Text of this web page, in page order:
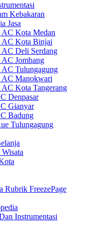
Kebakaran
Jasa
AC Kota Medan
AC Kota Binjai
AC Deli Serdang
AC Jombang
AC Tulungagung
AC Manokwari
AC Kota Tangerang
Denpasar
Gianyar
Badung
Tulungagung
Rubrik FreezePage
Instrumentasi